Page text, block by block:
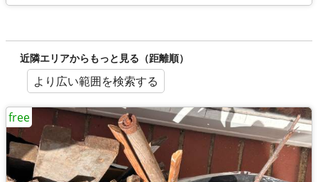
近隣エリアからもっと見る（距離順）
より広い範囲を検索する
free